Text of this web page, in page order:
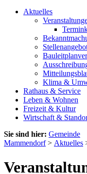
Aktuelles
Klima &
Rathaus & Service
Leben & Wohnen
Freizeit & Kultur
Wirtschaft &
Sie sind hier: Gemeinde
Mammendorf> Aktuelles